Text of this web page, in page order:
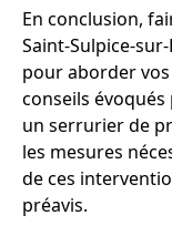
En conclusion,
Saint-Sulpice-
pour aborder
conseils
un serrurier de
les mesures
de ces
préavis.